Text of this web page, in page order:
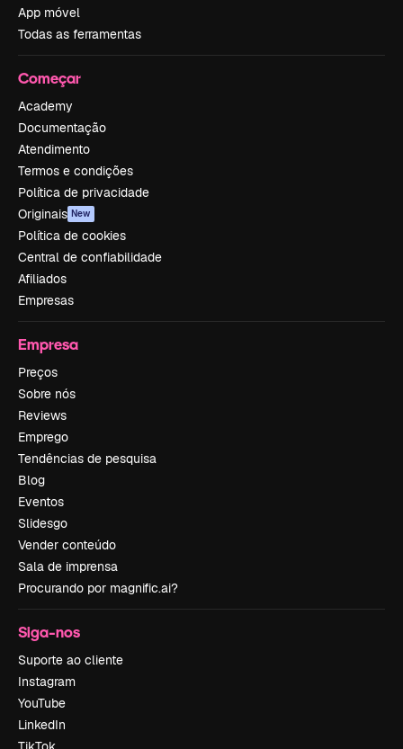
App móvel
Todas as ferramentas
Começar
Academy
Documentação
Atendimento
Termos e condições
Política de privacidade
Originais New
Política de cookies
Central de confiabilidade
Afiliados
Empresas
Empresa
Preços
Sobre nós
Reviews
Emprego
Tendências de pesquisa
Blog
Eventos
Slidesgo
Vender conteúdo
Sala de imprensa
Procurando por magnific.ai?
Siga-nos
Suporte ao cliente
Instagram
YouTube
LinkedIn